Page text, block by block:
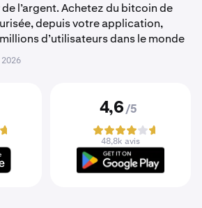
de l’argent. Achetez du bitcoin de
depuis votre application,
d’utilisateurs dans le monde
4,6 /5
48,8k avis